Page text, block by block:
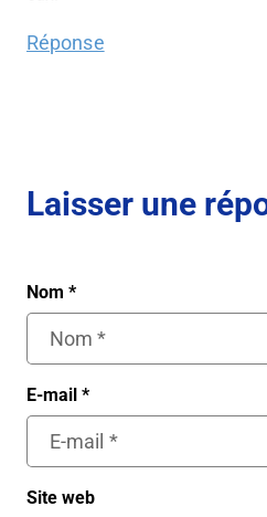
Réponse
Laisser une
Nom *
E-mail *
Site web